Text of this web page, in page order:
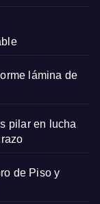
lámina de
pilar en lucha
de Piso y